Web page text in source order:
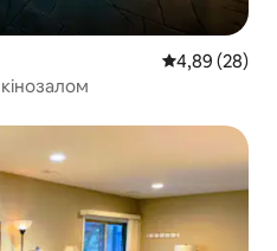
Середня
4,89 (28)